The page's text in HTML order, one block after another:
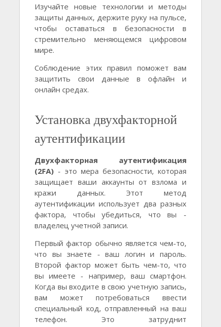
Изучайте новые технологии и методы
защиты данных, держите руку на пульсе,
чтобы оставаться в безопасности в
стремительно меняющемся цифровом
мире.
Соблюдение этих правил поможет вам
защитить свои данные в офлайн и
онлайн средах.
Установка двухфакторной
аутентификации
Двухфакторная аутентификация
(2FA) - это мера безопасности, которая
защищает ваши аккаунты от взлома и
кражи данных. Этот метод
аутентификации использует два разных
фактора, чтобы убедиться, что вы -
владелец учетной записи.
Первый фактор обычно является чем-то,
что вы знаете - ваш логин и пароль.
Второй фактор может быть чем-то, что
вы имеете - например, ваш смартфон.
Когда вы входите в свою учетную запись,
вам может потребоваться ввести
специальный код, отправленный на ваш
телефон. Это затруднит